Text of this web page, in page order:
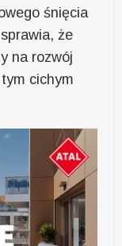
śnięcia
że
na rozwój
cichym